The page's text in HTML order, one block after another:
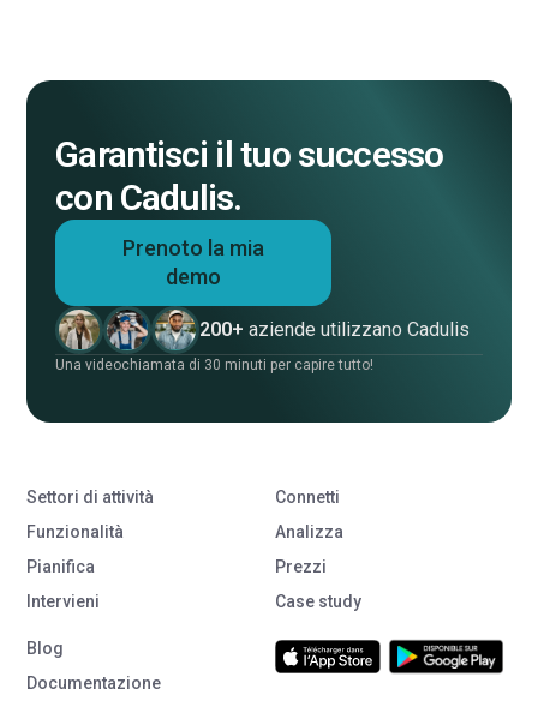
Garantisci il tuo successo
con Cadulis.
Prenoto la mia
demo
200+ aziende utilizzano Cadulis
Una videochiamata di 30 minuti per capire tutto!
Settori di attività
Funzionalità
Pianifica
Intervieni
Connetti
Analizza
Prezzi
Case study
Blog
Documentazione